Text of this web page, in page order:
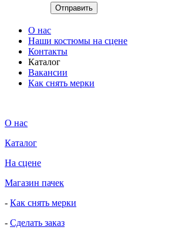
О нас
Наши костюмы на сцене
Контакты
Каталог
Вакансии
Как снять мерки
О нас
Каталог
На сцене
Магазин пачек
- Как снять мерки
- Сделать заказ